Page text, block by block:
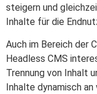
steigern und
Inhalte für die
Auch im Bereich der
Headless CMS
Trennung von Inhalt
Inhalte dynamisch